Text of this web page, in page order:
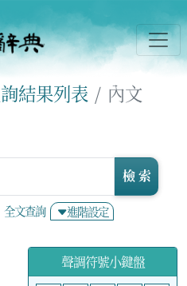
結果列表 內文
全文查詢 進階設定
檢 索
聲調符號小鍵盤